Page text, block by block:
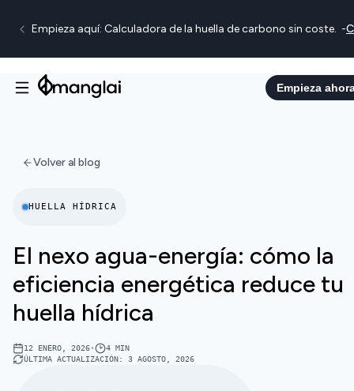
Empieza aquí: Calculadora de la huella de carbono sin coste. -
Empieza
Volver al blog
HUELLA HÍDRICA
El nexo agua-energía: cómo la
eficiencia energética reduce tu
huella hídrica
12 ENERO, 2026• 4 MIN
ÚLTIMA ACTUALIZACIÓN: 3 AGOSTO, 2026